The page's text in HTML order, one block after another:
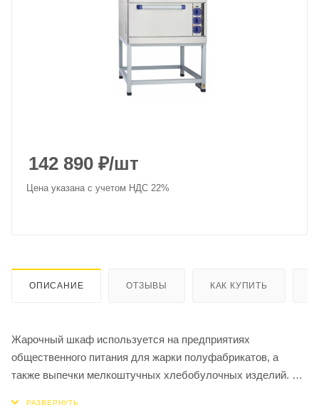
142 890 ₽/шт
Цена указана с учетом НДС 22%
ОПИСАНИЕ ОТЗЫВЫ КАК КУПИТЬ
Жарочный шкаф используется на предприятиях
общественного питания для жарки полуфабрикатов, а
также выпечки мелкоштучных хлебобулочных изделий.